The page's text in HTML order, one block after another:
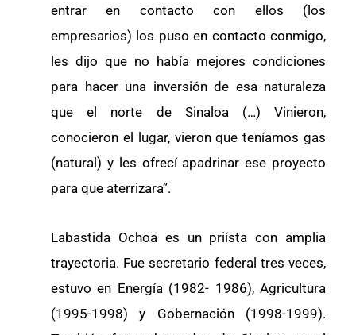
entrar en contacto con ellos (los
empresarios) los puso en contacto conmigo,
les dijo que no había mejores condiciones
para hacer una inversión de esa naturaleza
que el norte de Sinaloa (…) Vinieron,
conocieron el lugar, vieron que teníamos gas
(natural) y les ofrecí apadrinar ese proyecto
para que aterrizara”.
Labastida Ochoa es un priísta con amplia
trayectoria. Fue secretario federal tres veces,
estuvo en Energía (1982- 1986), Agricultura
(1995-1998) y Gobernación (1998-1999).